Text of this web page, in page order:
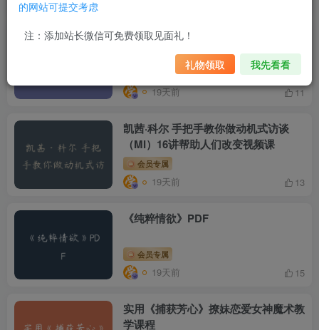
零基础速变唱歌达人
生活文化
19天前 11
凯茜·科尔 手把手教你做动机式访谈
（MI）16讲帮助人们改变视频课
会员专属
19天前 13
《纯粹情欲》PDF
会员专属
19天前 15
实用《捕获芳心》撩妹恋爱女神魔术教
学课程
的网站可提交考虑
注：添加站长微信可免费领取见面礼！
礼物领取 我先看看